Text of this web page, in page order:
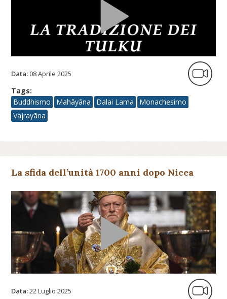
Data:08 Aprile 2025
Tags:
Buddhismo
Mahāyāna Dalai Lama
Monachesimo
Vajrayāna
La sfida dell’unità 1700 anni dopo Nicea
Data:22 Luglio 2025